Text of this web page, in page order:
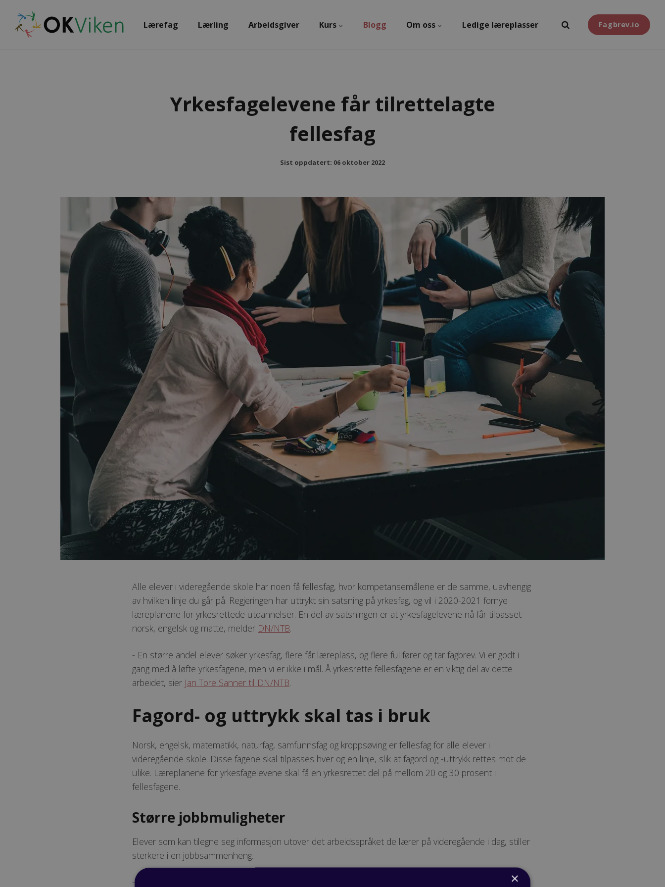
Lærefag Lærling Arbeidsgiver Kurs Blogg Om oss Ledige læreplasser Fagbrev.io
Yrkesfagelevene får tilrettelagte
fellesfag
Sist oppdatert: 06 oktober 2022
Alle elever i videregående skole har noen få fellesfag, hvor kompetansemålene er de samme, uavhengig
av hvilken linje du går på. Regjeringen har uttrykt sin satsning på yrkesfag, og vil i 2020-2021 fornye
læreplanene for yrkesrettede utdannelser. En del av satsningen er at yrkesfagelevene nå får tilpasset
norsk, engelsk og matte, melder DN/NTB.
- En større andel elever søker yrkesfag, flere får læreplass, og flere fullfører og tar fagbrev. Vi er godt i
gang med å løfte yrkesfagene, men vi er ikke i mål. Å yrkesrette fellesfagene er en viktig del av dette
arbeidet, sier Jan Tore Sanner til DN/NTB.
Fagord- og uttrykk skal tas i bruk
Norsk, engelsk, matematikk, naturfag, samfunnsfag og kroppsøving er fellesfag for alle elever i
videregående skole. Disse fagene skal tilpasses hver og en linje, slik at fagord og -uttrykk rettes mot de
ulike. Læreplanene for yrkesfagelevene skal få en yrkesrettet del på mellom 20 og 30 prosent i
fellesfagene.
Større jobbmuligheter
Elever som kan tilegne seg informasjon utover det arbeidsspråket de lærer på videregående i dag, stiller
sterkere i en jobbsammenheng.
- Det betyr at elever som går for eksempel byggfag, vil tilegne seg engelske faguttrykk og lære å uttrykke
×